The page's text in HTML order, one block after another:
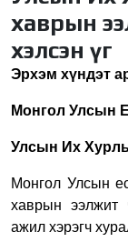
хаврын
хэлсэн үг
Эрхэм хүндэт
Монгол Улсын
Улсын Их
Монгол Улсын
хаврын ээлжит
ажил хэрэгч